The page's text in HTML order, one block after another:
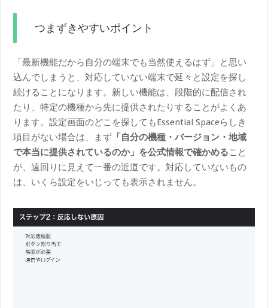
つまずきやすいポイント
「最新機能だから自分の端末でも当然使えるはず」と思い
込んでしまうと、対応していない端末で延々と設定を探し
続けることになります。新しい機能は、段階的に配信され
たり、特定の機種から先に提供されたりすることがよくあ
ります。設定画面のどこを探してもEssential Spaceらしき
項目がない場合は、まず 「自分の機種・バージョン・地域
で本当に提供されているのか」を公式情報で確かめること
が、遠回りに見えて一番の近道です。対応していないもの
は、いくら設定をいじっても表示されません。